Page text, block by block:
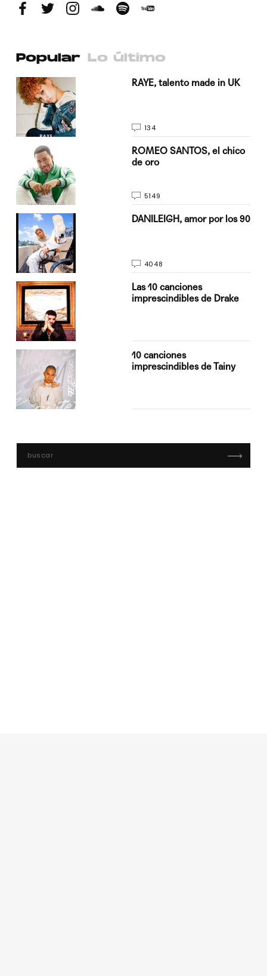
Popular Lo último
RAYE, talento made in UK
134
ROMEO SANTOS, el chico
de oro
5149
DANILEIGH, amor por los 90
4048
Las 10 canciones
imprescindibles de Drake
10 canciones
imprescindibles de Tainy